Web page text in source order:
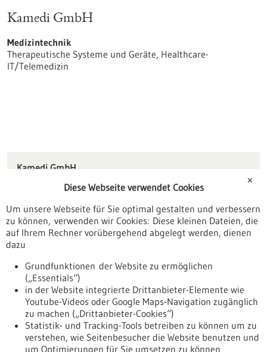
Kamedi GmbH
Medizintechnik
Therapeutische Systeme und Geräte, Healthcare-
IT/Telemedizin
Kamedi GmbH
76131 Karlsruhe
info(at)heatit.net
www.heatit.net
Zurück zur Ergebnisliste
Nach oben
✕
Diese Webseite verwendet Cookies
Um unsere Webseite für Sie optimal gestalten und verbessern
zu können, verwenden wir Cookies: Diese kleinen Dateien, die
auf Ihrem Rechner vorübergehend abgelegt werden, dienen
dazu
Grundfunktionen der Website zu ermöglichen
(„Essentials“)
in der Website integrierte Drittanbieter-Elemente wie
Youtube-Videos oder Google Maps-Navigation zugänglich
zu machen („Drittanbieter-Cookies“)
Statistik- und Tracking-Tools betreiben zu können um zu
verstehen, wie Seitenbesucher die Website benutzen und
um Optimierungen für Sie umsetzen zu können